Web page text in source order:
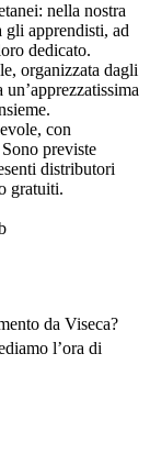
nella nostra
gli apprendisti, ad
dedicato.
organizzata dagli
con
previste
distributori
gratuiti.
da Viseca?
l’ora di